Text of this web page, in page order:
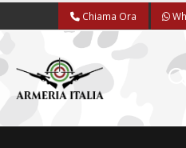
Chiama Ora